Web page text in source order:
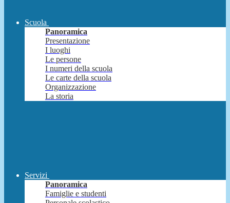
Scuola
Panoramica
Presentazione
I luoghi
Le persone
I numeri della scuola
Le carte della scuola
Organizzazione
La storia
Servizi
Panoramica
Famiglie e studenti